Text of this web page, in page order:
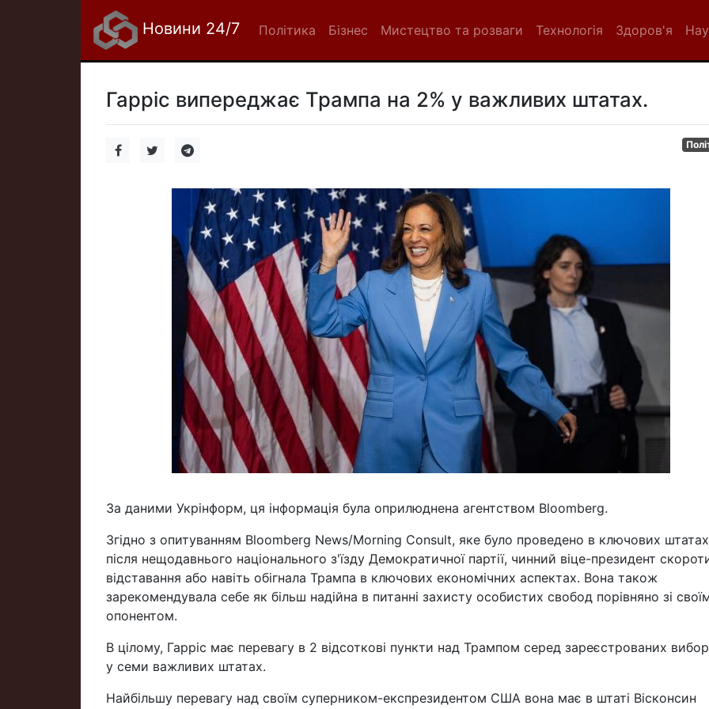
Новини 24/7 Політика Бізнес Мистецтво та розваги Технологія Здоров'я
Гарріс випереджає Трампа на 2% у важливих штатах.
За даними Укрінформ, ця інформація була оприлюднена агентством Bloomberg.
Згідно з опитуванням Bloomberg News/Morning Consult, яке було проведено в ключових штатах
після нещодавнього національного з'їзду Демократичної партії, чинний віце-президент
відставання або навіть обігнала Трампа в ключових економічних аспектах. Вона також
зарекомендувала себе як більш надійна в питанні захисту особистих свобод порівняно зі
опонентом.
В цілому, Гарріс має перевагу в 2 відсоткові пункти над Трампом серед зареєстрованих
у семи важливих штатах.
Найбільшу перевагу над своїм суперником-експрезидентом США вона має в штаті Вісконсин